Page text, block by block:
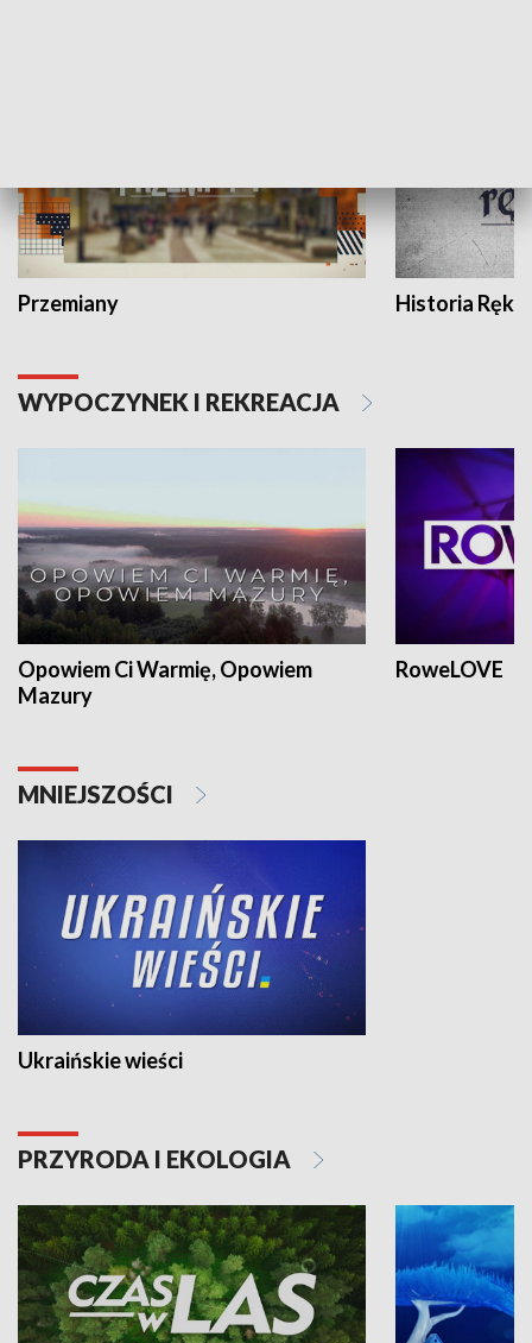
Przemiany Historia Ręką
WYPOCZYNEK I REKREACJA
Opowiem Ci Warmię, Opowiem
Mazury
RoweLOVE
MNIEJSZOŚCI
Ukraińskie wieści
PRZYRODA I EKOLOGIA